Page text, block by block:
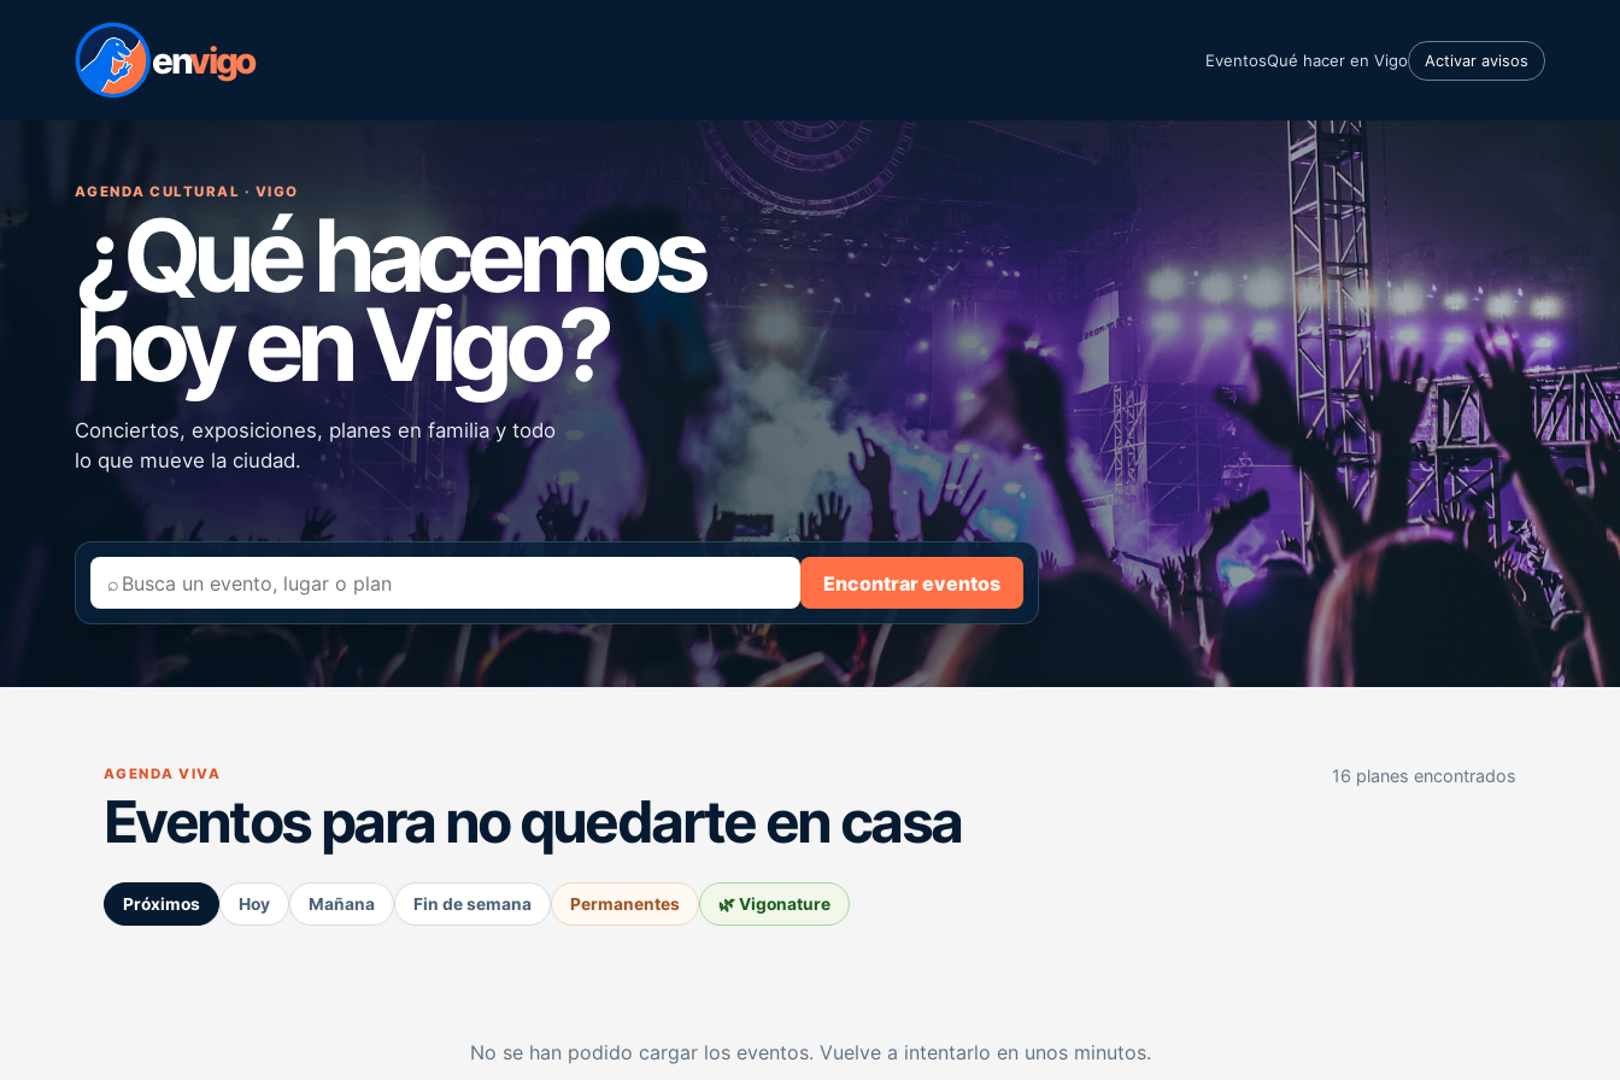
envigo EventosQué hacer en Vigo Activar avisos
AGENDA CULTURAL · VIGO
¿Qué hacemos
hoy en Vigo?
Conciertos, exposiciones, planes en familia y todo
lo que mueve la ciudad.
⌕ Encontrar eventos
AGENDA VIVA
Eventos para no quedarte en casa
16 planes encontrados
Próximos Hoy Mañana Fin de semana Permanentes 🌿 Vigonature
No se han podido cargar los eventos. Vuelve a intentarlo en unos minutos.